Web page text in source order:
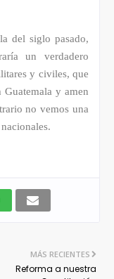
del siglo pasado,
un verdadero
y civiles, que
Guatemala y amen
no vemos una
MÁS RECIENTES
Reforma a nuestra